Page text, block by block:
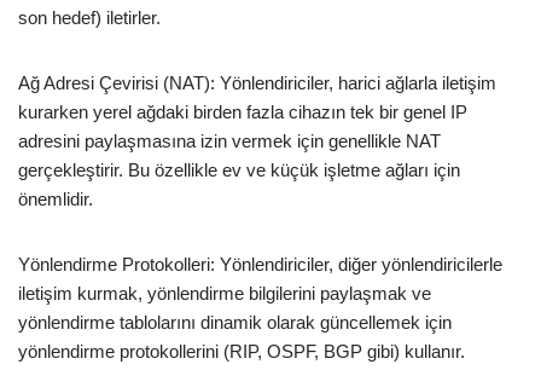
son hedef) iletirler.
Ağ Adresi Çevirisi (NAT): Yönlendiriciler, harici ağlarla iletişim
kurarken yerel ağdaki birden fazla cihazın tek bir genel IP
adresini paylaşmasına izin vermek için genellikle NAT
gerçekleştirir. Bu özellikle ev ve küçük işletme ağları için
önemlidir.
Yönlendirme Protokolleri: Yönlendiriciler, diğer yönlendiricilerle
iletişim kurmak, yönlendirme bilgilerini paylaşmak ve
yönlendirme tablolarını dinamik olarak güncellemek için
yönlendirme protokollerini (RIP, OSPF, BGP gibi) kullanır.